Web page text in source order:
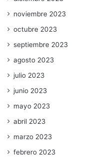
noviembre 2023
octubre 2023
septiembre 2023
agosto 2023
julio 2023
junio 2023
mayo 2023
abril 2023
marzo 2023
febrero 2023